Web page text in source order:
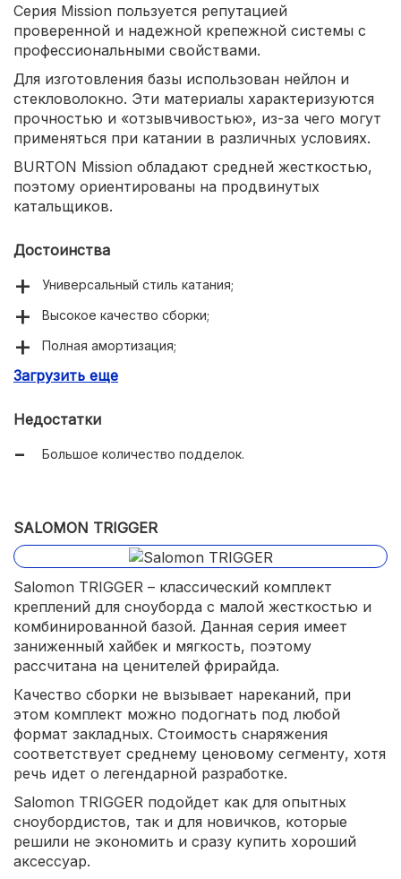
Серия Mission пользуется репутацией
проверенной и надежной крепежной системы с
профессиональными свойствами.
Для изготовления базы использован нейлон и
стекловолокно. Эти материалы характеризуются
прочностью и «отзывчивостью», из-за чего могут
применяться при катании в различных условиях.
BURTON Mission обладают средней жесткостью,
поэтому ориентированы на продвинутых
катальщиков.
Достоинства
Универсальный стиль катания;
Высокое качество сборки;
Полная амортизация;
Невысокая жесткость.
Загрузить еще
Недостатки
Большое количество подделок.
SALOMON TRIGGER
Salomon TRIGGER – классический комплект
креплений для сноуборда с малой жесткостью и
комбинированной базой. Данная серия имеет
заниженный хайбек и мягкость, поэтому
рассчитана на ценителей фрирайда.
Качество сборки не вызывает нареканий, при
этом комплект можно подогнать под любой
формат закладных. Стоимость снаряжения
соответствует среднему ценовому сегменту, хотя
речь идет о легендарной разработке.
Salomon TRIGGER подойдет как для опытных
сноубордистов, так и для новичков, которые
решили не экономить и сразу купить хороший
аксессуар.